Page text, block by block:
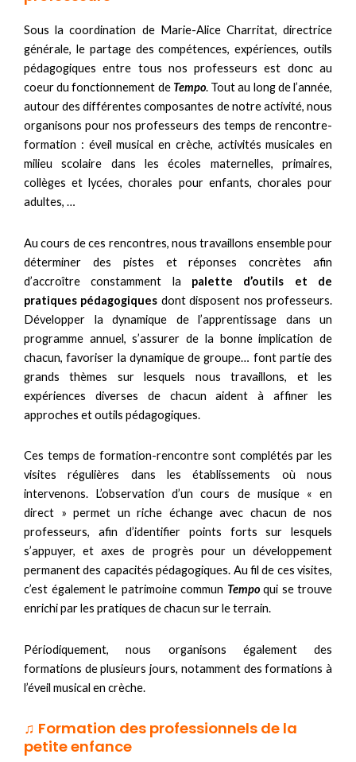
Sous la coordination de Marie-Alice Charritat, directrice
générale, le partage des compétences, expériences, outils
pédagogiques entre tous nos professeurs est donc au
coeur du fonctionnement de Tempo. Tout au long de l’année,
autour des différentes composantes de notre activité, nous
organisons pour nos professeurs des temps de rencontre-
formation : éveil musical en crèche, activités musicales en
milieu scolaire dans les écoles maternelles, primaires,
collèges et lycées, chorales pour enfants, chorales pour
adultes, …
Au cours de ces rencontres, nous travaillons ensemble pour
déterminer des pistes et réponses concrètes afin
d’accroître constamment la palette d’outils et de
pratiques pédagogiques dont disposent nos professeurs.
Développer la dynamique de l’apprentissage dans un
programme annuel, s’assurer de la bonne implication de
chacun, favoriser la dynamique de groupe… font partie des
grands thèmes sur lesquels nous travaillons, et les
expériences diverses de chacun aident à affiner les
approches et outils pédagogiques.
Ces temps de formation-rencontre sont complétés par les
visites régulières dans les établissements où nous
intervenons. L’observation d’un cours de musique « en
direct » permet un riche échange avec chacun de nos
professeurs, afin d’identifier points forts sur lesquels
s’appuyer, et axes de progrès pour un développement
permanent des capacités pédagogiques. Au fil de ces visites,
c’est également le patrimoine commun Tempoqui se trouve
enrichi par les pratiques de chacun sur le terrain.
Périodiquement, nous organisons également des
formations de plusieurs jours, notamment des formations à
l’éveil musical en crèche.
♫ Formation des professionnels de la
petite enfance